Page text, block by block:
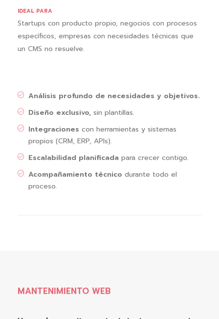
IDEAL PARA
Startups con producto propio, negocios con procesos
específicos, empresas con necesidades técnicas que
un CMS no resuelve.
Análisis profundo de necesidades y objetivos.
Diseño exclusivo, sin plantillas.
Integraciones con herramientas y sistemas
propios (CRM, ERP, APIs).
Escalabilidad planificada para crecer contigo.
Acompañamiento técnico durante todo el
proceso.
MANTENIMIENTO WEB